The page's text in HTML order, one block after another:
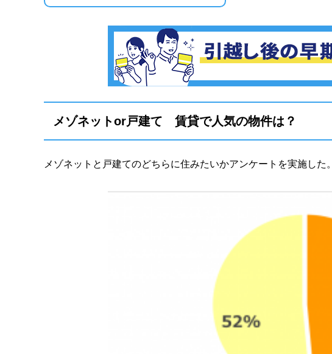
メゾネットor戸建て 賃貸で人気の物件は？
メゾネットと戸建てのどちらに住みたいかアンケートを実施した。